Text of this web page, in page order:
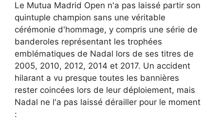
Le Mutua Madrid Open n'a pas laissé partir son
quintuple champion sans une véritable
cérémonie d'hommage, y compris une série de
banderoles représentant les trophées
emblématiques de Nadal lors de ses titres de
2005, 2010, 2012, 2014 et 2017. Un accident
hilarant a vu presque toutes les bannières
rester coincées lors de leur déploiement, mais
Nadal ne l'a pas laissé dérailler pour le moment
: